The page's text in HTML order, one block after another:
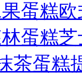
蛋糕
蛋糕芝
茶蛋糕